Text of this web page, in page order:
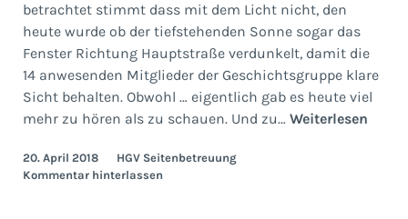
betrachtet stimmt dass mit dem Licht nicht, den
heute wurde ob der tiefstehenden Sonne sogar das
Fenster Richtung Hauptstraße verdunkelt, damit die
14 anwesenden Mitglieder der Geschichtsgruppe klare
Sicht behalten. Obwohl … eigentlich gab es heute viel
mehr zu hören als zu schauen. Und zu… Weiterlesen
20. April 2018
HGV Seitenbetreuung
Kommentar hinterlassen